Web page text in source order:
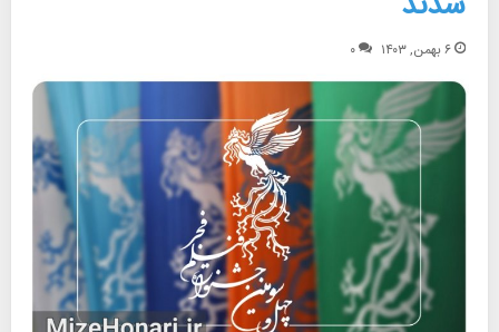
۶ بهمن, ۱۴۰۳ ۰